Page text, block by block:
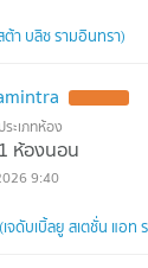
า บลิซ รามอินทรา)
ประเภทห้อง
1 ห้องนอน
9:40
จดับเบิ้ลยู สเตชั่น แอท